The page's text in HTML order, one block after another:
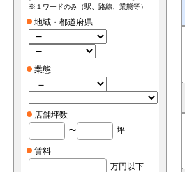
※１ワードのみ（駅、路線、業態等）
地域・都道府県
業態
店舗坪数
〜
坪
賃料
万円以下